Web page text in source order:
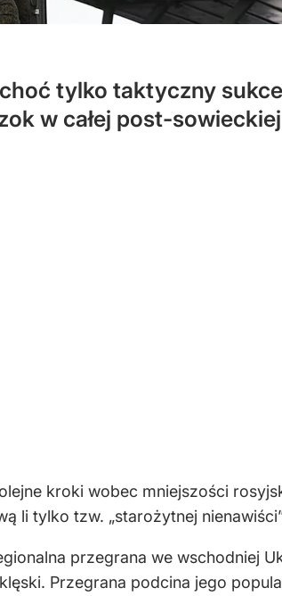
tylko taktyczny
w całej post-
kroki wobec mniejszości
li tylko tzw. „starożytnej
przegrana we wschodniej
Przegrana podcina jego